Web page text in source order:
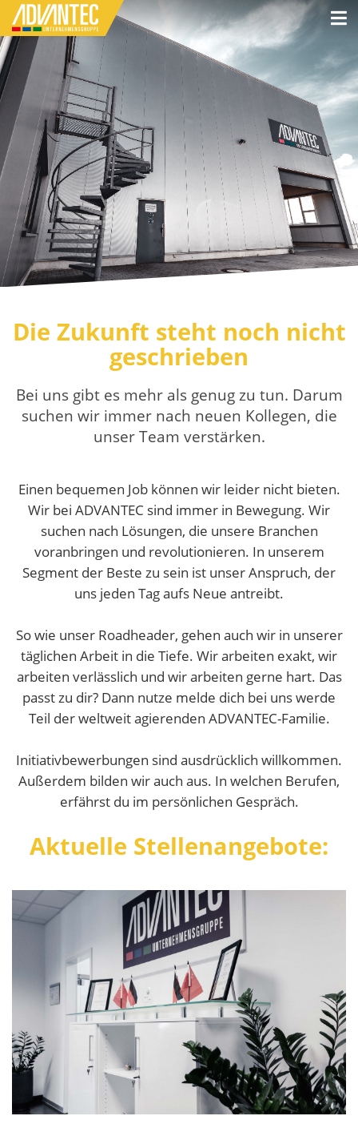
Die Zukunft steht noch nicht
geschrieben
Bei uns gibt es mehr als genug zu tun. Darum
suchen wir immer nach neuen Kollegen, die
unser Team verstärken.
Einen bequemen Job können wir leider nicht bieten.
Wir bei ADVANTEC sind immer in Bewegung. Wir
suchen nach Lösungen, die unsere Branchen
voranbringen und revolutionieren. In unserem
Segment der Beste zu sein ist unser Anspruch, der
uns jeden Tag aufs Neue antreibt.
So wie unser Roadheader, gehen auch wir in unserer
täglichen Arbeit in die Tiefe. Wir arbeiten exakt, wir
arbeiten verlässlich und wir arbeiten gerne hart. Das
passt zu dir? Dann nutze melde dich bei uns werde
Teil der weltweit agierenden ADVANTEC-Familie.
Initiativbewerbungen sind ausdrücklich willkommen.
Außerdem bilden wir auch aus. In welchen Berufen,
erfährst du im persönlichen Gespräch.
Aktuelle Stellenangebote: